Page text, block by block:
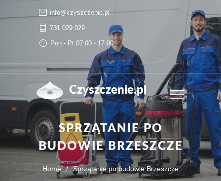
info@czyszczenie.pl
731 029 029
Pon - Pt 07:00 - 17:00
Czyszczenie.pl
SPRZĄTANIE PO
BUDOWIE BRZESZCZE
Home / Sprzątanie po budowie Brzeszcze